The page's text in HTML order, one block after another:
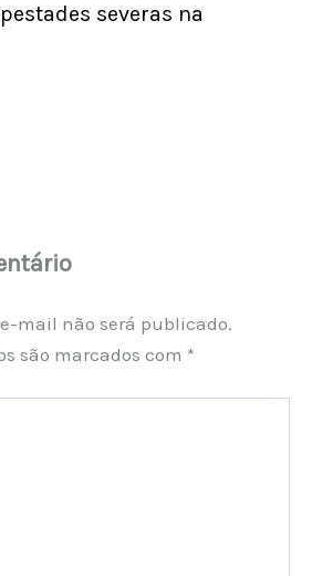
severas na
mail não será publicado.
são marcados com *